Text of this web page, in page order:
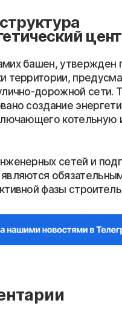
башен, утвержден
территории,
дорожной сети.
создание
котельную
сетей и
фазы